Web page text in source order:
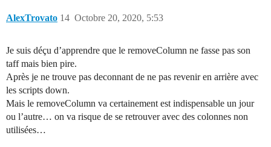
AlexTrovato Octobre 20, 2020, 5:53
14
Je suis déçu d’apprendre que le removeColumn ne fasse pas son
taff mais bien pire.
Après je ne trouve pas deconnant de ne pas revenir en arrière avec
les scripts down.
Mais le removeColumn va certainement est indispensable un jour
ou l’autre… on va risque de se retrouver avec des colonnes non
utilisées…